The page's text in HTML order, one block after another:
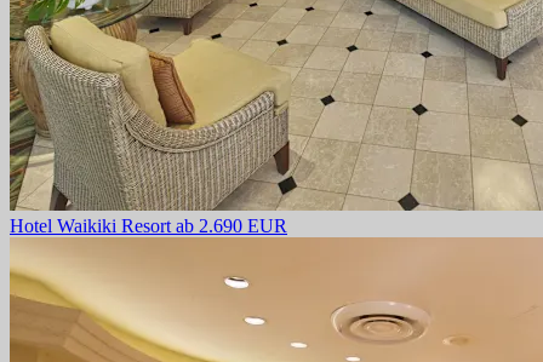
Hotel Waikiki Resort ab 2.690 EUR